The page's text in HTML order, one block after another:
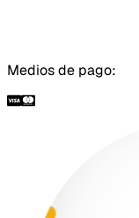
Medios de pago: